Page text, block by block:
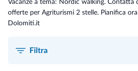
Vacanze a tema: Nordic walking. Contatta
offerte per Agriturismi 2 stelle. Pianifica
Dolomiti.it
Filtra